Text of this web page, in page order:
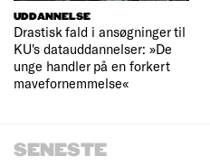
UDDANNELSE
Drastisk fald i ansøgninger til
KU's datauddannelser: »De
unge handler på en forkert
mavefornemmelse«
SENESTE